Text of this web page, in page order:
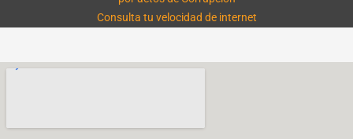
Consulta tu velocidad de internet